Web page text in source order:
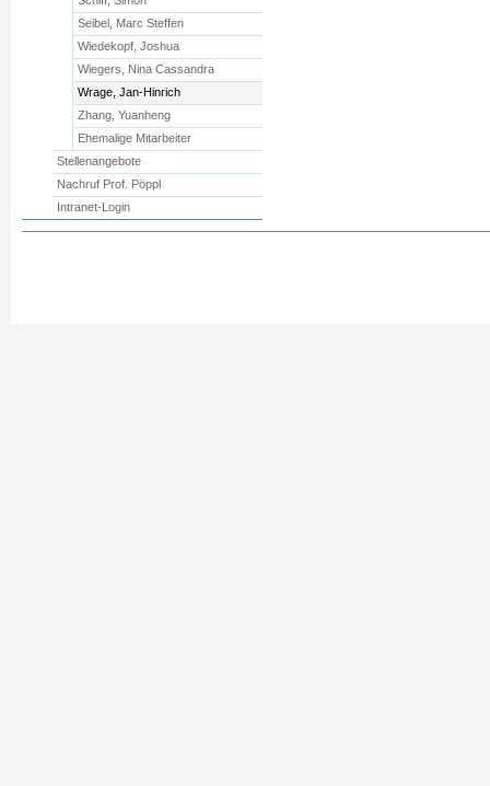
Seibel, Marc Steffen
Wiedekopf, Joshua
Wiegers, Nina Cassandra
Wrage, Jan-Hinrich
Zhang, Yuanheng
Ehemalige Mitarbeiter
Stellenangebote
Nachruf Prof. Pöppl
Intranet-Login